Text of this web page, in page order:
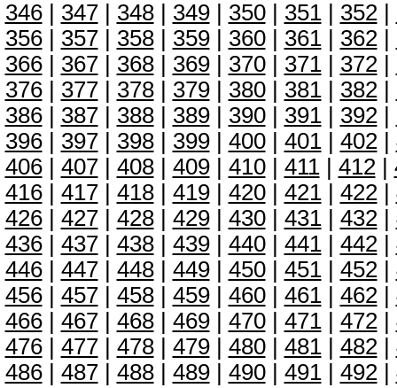
346| 347| 348| 349| 350| 351| 352|
356| 357| 358| 359| 360| 361| 362|
366| 367| 368| 369| 370| 371| 372|
376| 377| 378| 379| 380| 381| 382|
386| 387| 388| 389| 390| 391| 392|
396| 397| 398| 399| 400| 401| 402|
406| 407| 408| 409| 410| 411| 412|
416| 417| 418| 419| 420| 421| 422|
426| 427| 428| 429| 430| 431| 432|
436| 437| 438| 439| 440| 441| 442|
446| 447| 448| 449| 450| 451| 452|
456| 457| 458| 459| 460| 461| 462|
466| 467| 468| 469| 470| 471| 472|
476| 477| 478| 479| 480| 481| 482|
486| 487| 488| 489| 490| 491| 492|